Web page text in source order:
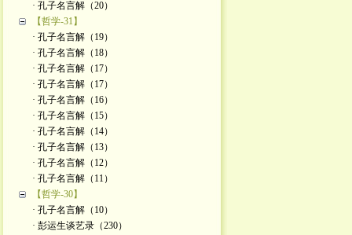
· 孔子名言解（20）
【哲学-31】
· 孔子名言解（19）
· 孔子名言解（18）
· 孔子名言解（17）
· 孔子名言解（17）
· 孔子名言解（16）
· 孔子名言解（15）
· 孔子名言解（14）
· 孔子名言解（13）
· 孔子名言解（12）
· 孔子名言解（11）
【哲学-30】
· 孔子名言解（10）
· 彭运生谈艺录（230）